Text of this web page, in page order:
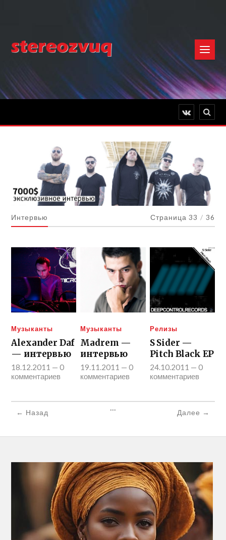
Интервью Страница 33 / 36
Музыканты
Alexander Daf
— интервью
18.12.2011 —0
комментариев
Музыканты
Madrem —
интервью
19.11.2011 —0
комментариев
Релизы
S Sider —
Pitch Black EP
24.10.2011 — 0
комментариев
← Назад ... Далее →